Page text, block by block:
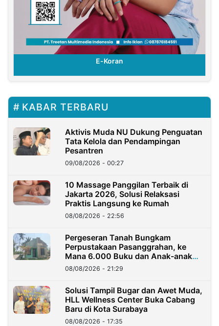
KABAR TERBARU
Aktivis Muda NU Dukung Penguatan
Tata Kelola dan Pendampingan
Pesantren
09/08/2026 - 00:27
10 Massage Panggilan Terbaik di
Jakarta 2026, Solusi Relaksasi
Praktis Langsung ke Rumah
08/08/2026 - 22:56
Pergeseran Tanah Bungkam
Perpustakaan Pasanggrahan, ke
Mana 6.000 Buku dan Anak-anak
Kini?
08/08/2026 - 21:29
Solusi Tampil Bugar dan Awet Muda,
HLL Wellness Center Buka Cabang
Baru di Kota Surabaya
08/08/2026 - 17:35